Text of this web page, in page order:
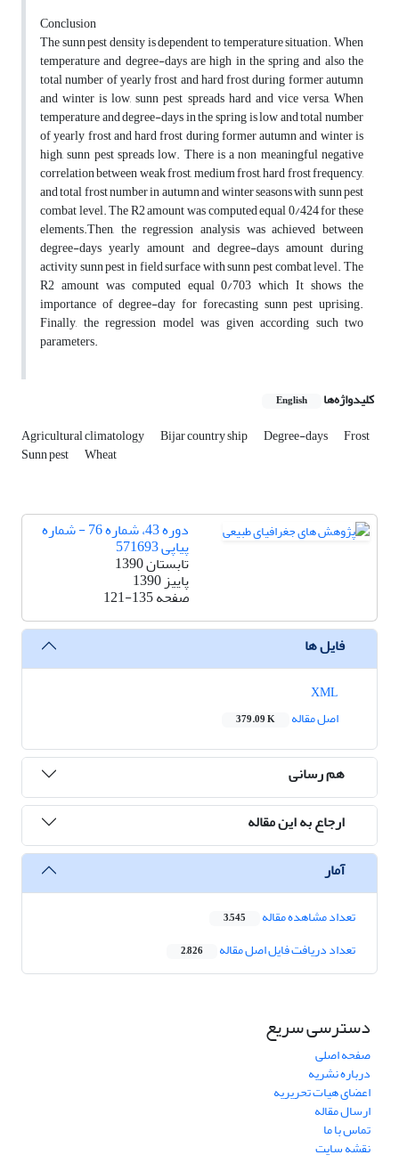
Conclusion
The sunn pest density is dependent to temperature situation. When
temperature and degree-days are high in the spring and also the
total number of yearly frost and hard frost during former autumn
and winter is low, sunn pest spreads hard and vice versa, When
temperature and degree-days in the spring is low and total number
of yearly frost and hard frost during former autumn and winter is
high, sunn pest spreads low. There is a non meaningful negative
correlation between weak frost, medium frost, hard frost frequency,
and total frost number in autumn and winter seasons with sunn pest
combat level. The R2 amount was computed equal 0/424 for these
elements.Then, the regression analysis was achieved between
degree-days yearly amount and degree-days amount during
activity sunn pest in field surface with sunn pest combat level. The
R2 amount was computed equal 0/703 which It shows the
importance of degree-day for forecasting sunn pest uprising.
Finally, the regression model was given according such two
parameters.
کلیدواژه‌ها English
Agricultural climatology Bijar country ship Degree-days Frost
Sunn pest Wheat
دوره 43، شماره 76 - شماره
پیاپی 571693
تابستان 1390
پاییز 1390
صفحه121-135
فایل ها
اصل مقاله
379.09 K
هم رسانی
ارجاع به این مقاله
آمار
تعداد مشاهده مقاله 3,545
تعداد دریافت فایل اصل مقاله 2,826
دسترسی سریع
صفحه اصلی
درباره نشریه
اعضای هیات تحریریه
ارسال مقاله
تماس با ما
نقشه سایت